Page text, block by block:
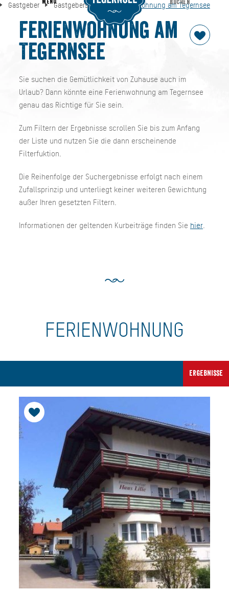
Gastgeber Gastgebersuche Ferienwohnung am Tegernsee
Ferienwohnung am
Tegernsee
Sie suchen die Gemütlichkeit von Zuhause auch im
Urlaub? Dann könnte eine Ferienwohnung am Tegernsee
genau das Richtige für Sie sein.
Zum Filtern der Ergebnisse scrollen Sie bis zum Anfang
der Liste und nutzen Sie die dann erscheinende
Filterfuktion.
Die Reihenfolge der Suchergebnisse erfolgt nach einem
Zufallsprinzip und unterliegt keiner weiteren Gewichtung
außer Ihren gesetzten Filtern.
Informationen der geltenden Kurbeiträge finden Sie hier.
FERIENWOHNUNG
Ergebnisse
filtern
Gastgeber Gastgebersuche Ferienwohnung am Tegernsee
MENU BUCHEN